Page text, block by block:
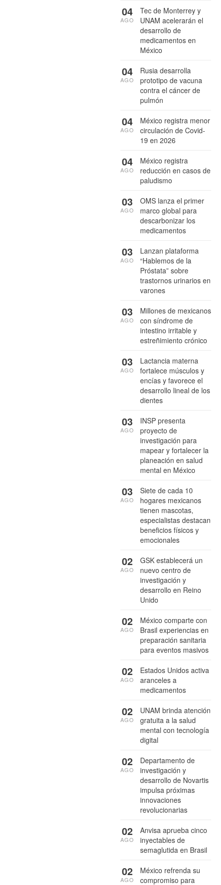
Tec de Monterrey y
UNAM acelerarán el
desarrollo de
medicamentos en
México
04
AGO
Rusia desarrolla
prototipo de vacuna
contra el cáncer de
pulmón
04
AGO
México registra menor
circulación de Covid-
19 en 2026
04
AGO
México registra
reducción en casos de
paludismo
04
AGO
OMS lanza el primer
marco global para
descarbonizar los
medicamentos
03
AGO
Lanzan plataforma
“Hablemos de la
Próstata” sobre
trastornos urinarios en
varones
03
AGO
Millones de mexicanos
con síndrome de
intestino irritable y
estreñimiento crónico
03
AGO
Lactancia materna
fortalece músculos y
encías y favorece el
desarrollo lineal de los
dientes
03
AGO
INSP presenta
proyecto de
investigación para
mapear y fortalecer la
planeación en salud
mental en México
03
AGO
Siete de cada 10
hogares mexicanos
tienen mascotas,
especialistas destacan
beneficios físicos y
emocionales
03
AGO
GSK establecerá un
nuevo centro de
investigación y
desarrollo en Reino
Unido
02
AGO
México comparte con
Brasil experiencias en
preparación sanitaria
para eventos masivos
02
AGO
Estados Unidos activa
aranceles a
medicamentos
02
AGO
UNAM brinda atención
gratuita a la salud
mental con tecnología
digital
02
AGO
Departamento de
investigación y
desarrollo de Novartis
impulsa próximas
innovaciones
revolucionarias
02
AGO
Anvisa aprueba cinco
inyectables de
semaglutida en Brasil
02
AGO
México refrenda su
compromiso para
02
AGO